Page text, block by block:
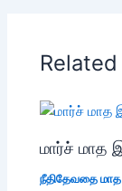
மார்ச் மாத
நீதிதேவதை